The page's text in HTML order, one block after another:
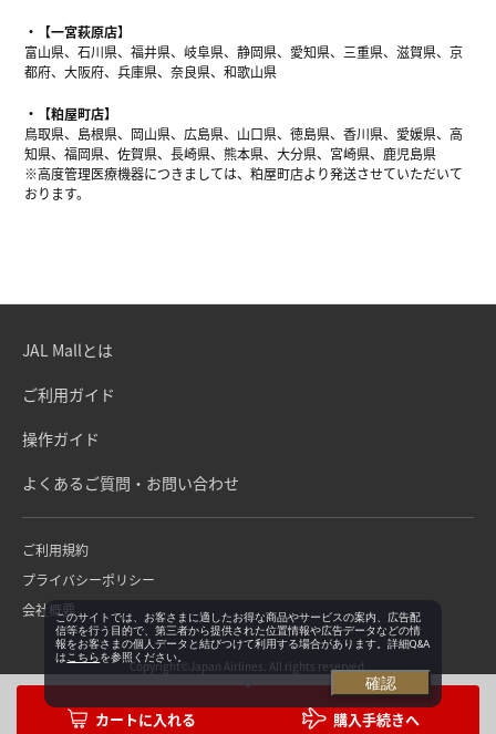
購入手続きへ
【一宮萩原店】
富山県、石川県、福井県、岐阜県、静岡県、愛知県、三重県、滋賀県、京
都府、大阪府、兵庫県、奈良県、和歌山県
【粕屋町店】
鳥取県、島根県、岡山県、広島県、山口県、徳島県、香川県、愛媛県、高
知県、福岡県、佐賀県、長崎県、熊本県、大分県、宮崎県、鹿児島県
※高度管理医療機器につきましては、粕屋町店より発送させていただいて
おります。
JAL Mallとは
ご利用ガイド
操作ガイド
よくあるご質問・お問い合わせ
ご利用規約
プライバシーポリシー
会社概要
Copyright©Japan Airlines. All rights reserved.
このサイトでは、お客さまに適したお得な商品やサービスの案内、広告配
信等を行う目的で、第三者から提供された位置情報や広告データなどの情
報をお客さまの個人データと結びつけて利用する場合があります。詳細Q&A
は こちらを参照ください。
確認